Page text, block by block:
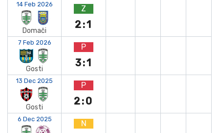
14 Feb 2026
Domači
Z
2:1
7 Feb 2026
Gosti
P
3:1
13 Dec 2025
Gosti
P
2:0
6 Dec 2025 N